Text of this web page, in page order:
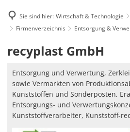
Sie sind hier: Wirtschaft & Technologie
Firmenverzeichnis
Entsorgung &
recyplast
GmbH
recyplast GmbH
Entsorgung und Verwertung,
sowie Vermarkten von
Kunststoffen und Sonderposten,
Entsorgungs- und
Kunststoffverarbeiter, Kunststoff-